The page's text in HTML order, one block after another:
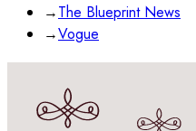
→The Blueprint News
→Vogue